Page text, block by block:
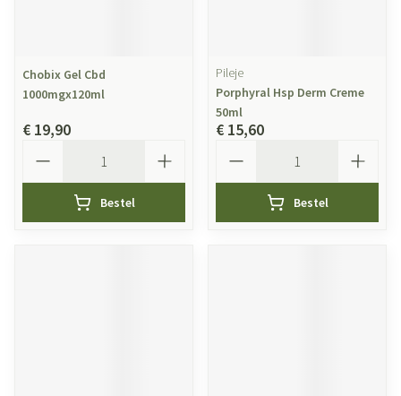
Chobix Gel Cbd
1000mgx120ml
€ 19,90
Bestel
Pileje
Porphyral Hsp Derm Creme
50ml
€ 15,60
Bestel